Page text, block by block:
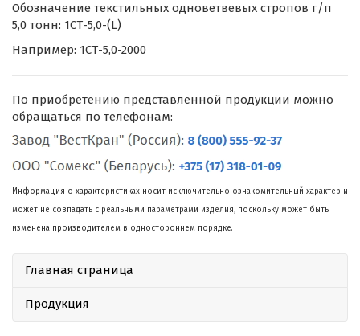
Обозначение текстильных одноветвевых стропов г/п
5,0 тонн: 1СТ-5,0-(L)
Например: 1СТ-5,0-2000
По приобретению представленной продукции можно
обращаться по телефонам:
Информация о характеристиках носит исключительно ознакомительный характер и
может не совпадать с реальными параметрами изделия, поскольку может быть
изменена производителем в одностороннем порядке.
Главная страница
Продукция